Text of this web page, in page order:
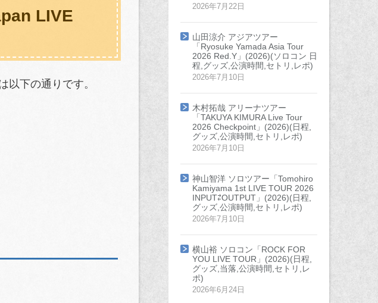
LIVE
以下の通りです。
2026年7月22日
山田涼介 アジアツアー
「Ryosuke Yamada Asia Tour
2026 Red.Y」(2026)(ソロコン 日
程,グッズ,公演時間,セトリ,レポ)
2026年7月10日
木村拓哉 アリーナツアー
「TAKUYA KIMURA Live Tour
2026 Checkpoint」(2026)(日程,
グッズ,公演時間,セトリ,レポ)
2026年7月10日
神山智洋 ソロツアー「Tomohiro
Kamiyama 1st LIVE TOUR 2026
INPUT⇄OUTPUT」(2026)(日程,
グッズ,公演時間,セトリ,レポ)
2026年7月10日
横山裕 ソロコン「ROCK FOR
YOU LIVE TOUR」(2026)(日程,
グッズ,当落,公演時間,セトリ,レ
ポ)
2026年6月24日